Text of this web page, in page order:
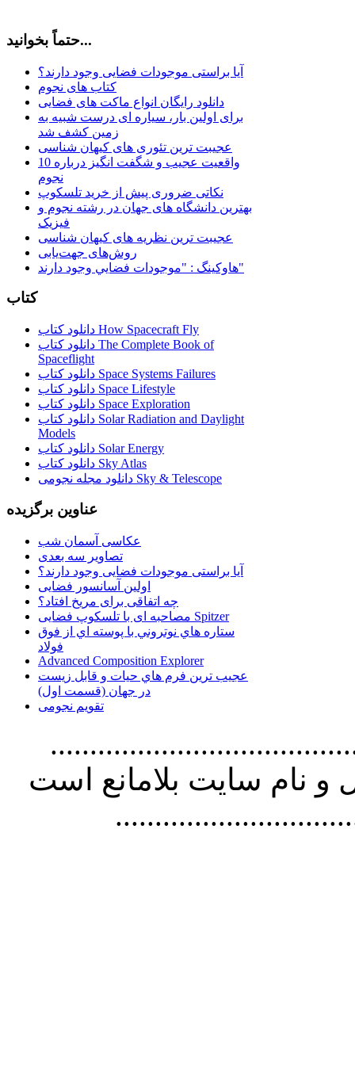
حتماً بخوانید...
آیا براستی موجودات فضایی وجود دارند؟
کتاب های نجوم
دانلود رایگان انواع ماکت های فضایی
برای اولین بار، سیاره ای درست شبیه به
زمین کشف شد
عجیبت ترین تئوری های کیهان شناسی
10 واقعیت عجیب و شگفت انگیز درباره
نجوم
نکاتی ضروری پیش از خرید تلسکوپ
بهترین دانشگاه های جهان در رشته نجوم و
فیزیک
عجیبت ترین نظریه های کیهان شناسی
روش‌های جهت‌یابی
هاوكينگ : "موجودات فضايي وجود دارند"
کتاب
دانلود کتاب How Spacecraft Fly
دانلود کتاب The Complete Book of
Spaceflight
دانلود کتاب Space Systems Failures
دانلود کتاب Space Lifestyle
دانلود کتاب Space Exploration
دانلود کتاب Solar Radiation and Daylight
Models
دانلود کتاب Solar Energy
دانلود کتاب Sky Atlas
دانلود مجله نجومی Sky & Telescope
عناوین برگزیده
عکاسی آسمان شب
تصاویر سه بعدی
آیا براستی موجودات فضایی وجود دارند؟
اولین آسانسور فضایی
چه اتفاقی برای مریخ افتاد؟
مصاحبه ای با تلسکوپ فضایی Spitzer
ستاره هاي نوتروني با پوسته اي از فوق
فولاد
Advanced Composition Explorer
عجیب ترین فرم هاي حيات و قابل زيست
در جهان (قسمت اول)
تقویم نجومی
استفاده از
نام سايت بلامانع است